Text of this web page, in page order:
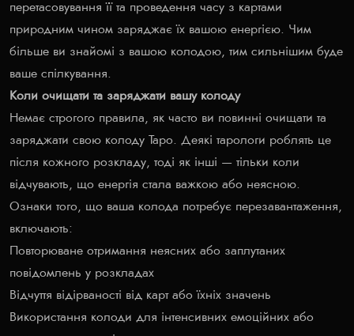
перетасовування її та проведення часу з картами
природним чином заряджає їх вашою енергією. Чим
більше ви знайомі з вашою колодою, тим сильнішим буде
ваше спілкування.
Коли очищати та заряджати вашу колоду
Немає строгого правила, як часто ви повинні очищати та
заряджати свою колоду Таро. Деякі тарологи роблять це
після кожного розкладу, тоді як інші — тільки коли
відчувають, що енергія стала важкою або неясною.
Ознаки того, що ваша колода потребує перезавантаження,
включають:
Повторюване отримання неясних або заплутаних
повідомлень у розкладах
Відчуття відірваності від карт або їхніх значень
Використання колоди для інтенсивних емоційних або